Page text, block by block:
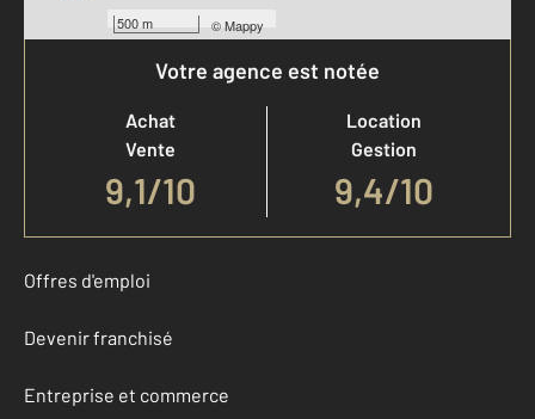
500 m ©Mappy
Votre agence est notée
Achat
Vente
9,1/10
Location
Gestion
9,4/10
Offres d'emploi
Devenir franchisé
Entreprise et commerce